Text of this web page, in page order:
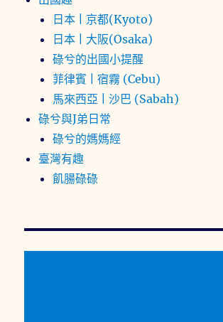
日本 | 京都(Kyoto)
日本 | 大阪(Osaka)
碌兮的出國小提醒
菲律賓 | 宿霧 (Cebu)
馬來西亞 | 沙巴 (Sabah)
碌兮與J弟日常
碌兮的媽媽經
臺灣有趣
飢腸碌碌